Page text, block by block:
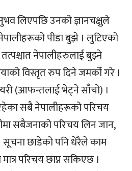
लिएपछि उनको ज्ञानचक्षुले
नेपालीहरूको पीडा बुझे । लुटिएको
नेपालीहरुलाई बुझ्ने
विस्तृत रुप दिने जमर्को गरे ।
(आफन्तलाई भेट्ने साँचो) ।
सबै नेपालीहरूको परिचय
सबैजनाको परिचय लिन जान,
सूचना छाडेको पनि धेरैले काम
परिचय छाप्न सकिएछ ।